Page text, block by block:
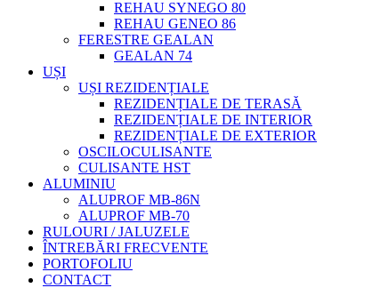
REHAU SYNEGO 80
REHAU GENEO 86
FERESTRE GEALAN
GEALAN 74
UȘI
UȘI REZIDENȚIALE
REZIDENȚIALE DE TERASĂ
REZIDENȚIALE DE INTERIOR
REZIDENȚIALE DE EXTERIOR
OSCILOCULISANTE
CULISANTE HST
ALUMINIU
ALUPROF MB-86N
ALUPROF MB-70
RULOURI / JALUZELE
ÎNTREBĂRI FRECVENTE
PORTOFOLIU
CONTACT